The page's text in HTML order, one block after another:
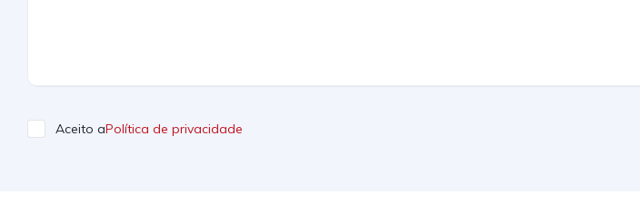
Aceito aPolítica de privacidade